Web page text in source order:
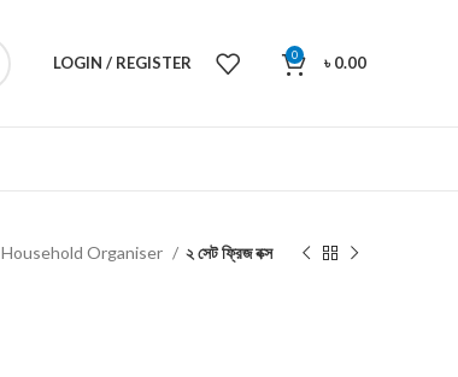
LOGIN / REGISTER 0 ৳0.00
Household Organiser ২ সেট ফ্রিজ বক্স